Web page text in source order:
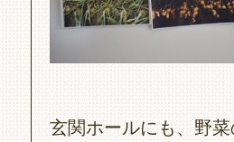
玄関ホールにも、野